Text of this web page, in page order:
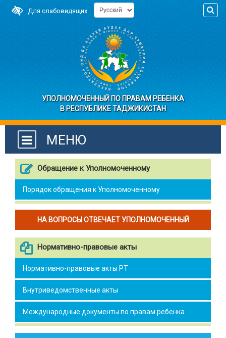
Для слабовидящих
УПОЛНОМОЧЕННЫЙ ПО ПРАВАМ РЕБЕНКА
В РЕСПУБЛИКЕ ТАДЖИКИСТАН
МЕНЮ
Обращение к Уполномоченному
Порядок обращения к Уполномоченному
НА ВОПРОСЫ ОТВЕЧАЕТ УПОЛНОМОЧЕННЫЙ
Нормативно-правовые акты
Нормативно-правовые акты РТ
Внутриведомственные акты
Международные документы по правам ребенка